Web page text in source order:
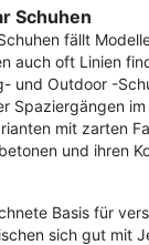
Schuhen
fällt
auch oft Linien
und Outdoor -
Spaziergängen
mit zarten
und ihren
Basis für
sich gut mit